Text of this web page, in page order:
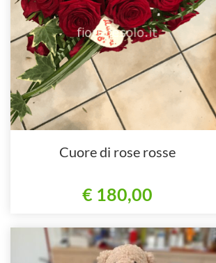
Cuore di rose rosse
€ 180,00